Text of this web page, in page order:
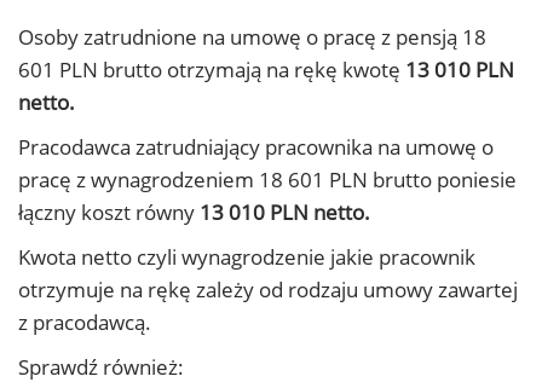
Osoby zatrudnione na umowę o pracę z pensją 18
601 PLN brutto otrzymają na rękę kwotę 13 010 PLN
netto.
Pracodawca zatrudniający pracownika na umowę o
pracę z wynagrodzeniem 18 601 PLN brutto poniesie
łączny koszt równy 13 010 PLN netto.
Kwota netto czyli wynagrodzenie jakie pracownik
otrzymuje na rękę zależy od rodzaju umowy zawartej
z pracodawcą.
Sprawdź również: